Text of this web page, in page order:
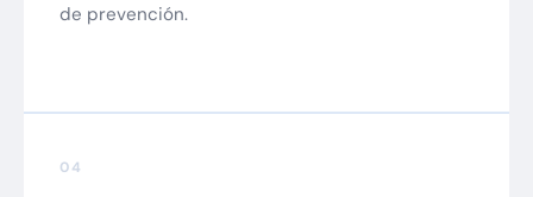
de prevención.
04